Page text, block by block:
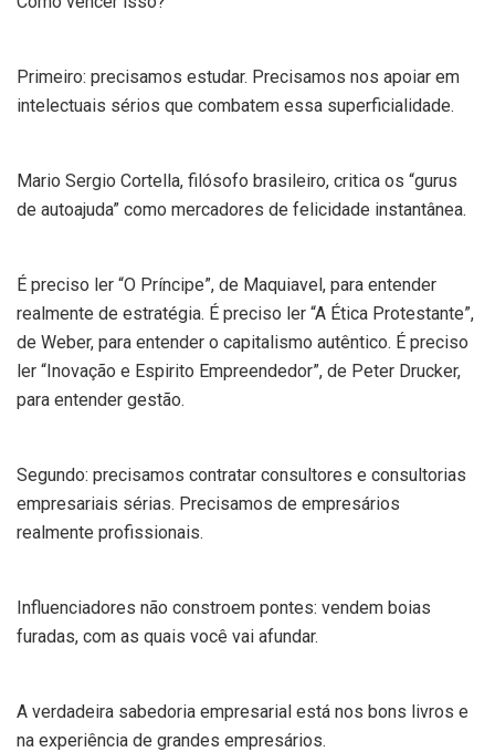
Primeiro: precisamos estudar. Precisamos nos apoiar em
intelectuais sérios que combatem essa superficialidade.
Mario Sergio Cortella, filósofo brasileiro, critica os “gurus
de autoajuda” como mercadores de felicidade instantânea.
É preciso ler “O Príncipe”, de Maquiavel, para entender
realmente de estratégia. É preciso ler “A Ética Protestante”,
de Weber, para entender o capitalismo autêntico. É preciso
ler “Inovação e Espirito Empreendedor”, de Peter Drucker,
para entender gestão.
Segundo: precisamos contratar consultores e consultorias
empresariais sérias. Precisamos de empresários
realmente profissionais.
Influenciadores não constroem pontes: vendem boias
furadas, com as quais você vai afundar.
A verdadeira sabedoria empresarial está nos bons livros e
na experiência de grandes empresários.